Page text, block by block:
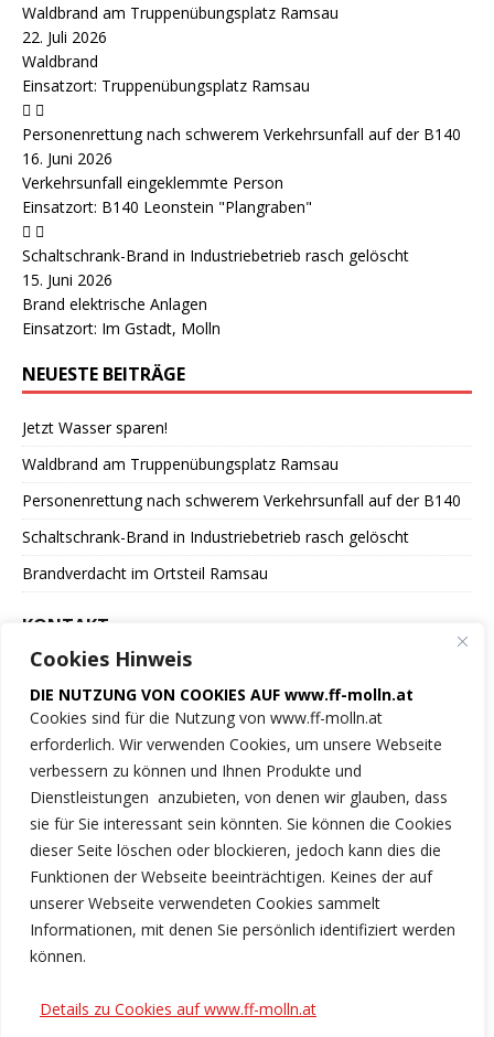
Cookies Hinweis
DIE NUTZUNG VON COOKIES AUF www.ff-molln.at
Cookies sind für die Nutzung von www.ff-molln.at
erforderlich. Wir verwenden Cookies, um unsere Webseite
verbessern zu können und Ihnen Produkte und
Dienstleistungen anzubieten, von denen wir glauben, dass
sie für Sie interessant sein könnten. Sie können die Cookies
dieser Seite löschen oder blockieren, jedoch kann dies die
Funktionen der Webseite beeinträchtigen. Keines der auf
unserer Webseite verwendeten Cookies sammelt
Informationen, mit denen Sie persönlich identifiziert werden
können.
Details zu Cookies auf www.ff-molln.at
Waldbrand am Truppenübungsplatz Ramsau
22. Juli 2026
Waldbrand
Einsatzort: Truppenübungsplatz Ramsau
Personenrettung nach schwerem Verkehrsunfall auf der B140
16. Juni 2026
Verkehrsunfall eingeklemmte Person
Einsatzort: B140 Leonstein "Plangraben"
Schaltschrank-Brand in Industriebetrieb rasch gelöscht
15. Juni 2026
Brand elektrische Anlagen
Einsatzort: Im Gstadt, Molln
NEUESTE BEITRÄGE
Jetzt Wasser sparen!
Waldbrand am Truppenübungsplatz Ramsau
Personenrettung nach schwerem Verkehrsunfall auf der B140
Schaltschrank-Brand in Industriebetrieb rasch gelöscht
Brandverdacht im Ortsteil Ramsau
KONTAKT
der Marktgemeinde Molln
Feuerwehrstrasse 1
4591 Molln
Tel.: 07584/2222
ff-molln@ki.ooelfv.at